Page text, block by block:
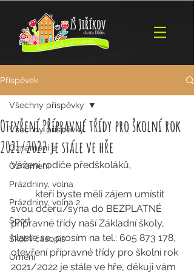
Příspěvek
Všechny příspěvky
Oznámení 2
Oznámení
Prázdniny, volna
Prázdniny, volna 2
Sport
Školní časopis
Umění
Všechny příspěvky
Otevření Přípravné třídy pro školní rok
2021/2022 je stále ve hře
Vážení rodiče předškoláků,
svou dceru/syna do BEZPLATNÉ
přípravné třídy naší Základní školy,
hlaste se, prosím na tel.: 605 873 178,
otevření přípravné třídy pro školní rok
2021/2022 je stále ve hře, děkuji vám